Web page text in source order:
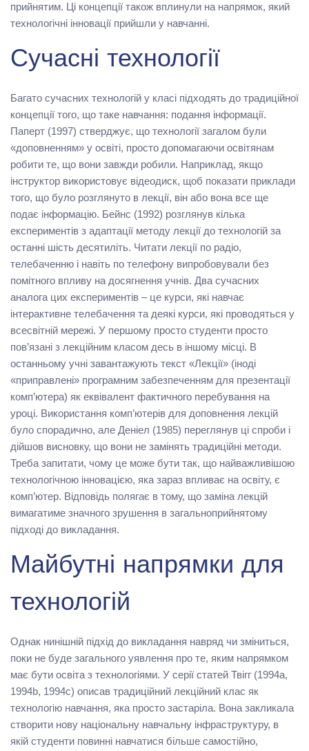
прийнятим. Ці концепції також вплинули на напрямок, який
технологічні інновації прийшли у навчанні.
Сучасні технології
Багато сучасних технологій у класі підходять до традиційної
концепції того, що таке навчання: подання інформації.
Паперт (1997) стверджує, що технології загалом були
«доповненням» у освіті, просто допомагаючи освітянам
робити те, що вони завжди робили. Наприклад, якщо
інструктор використовує відеодиск, щоб показати приклади
того, що було розглянуто в лекції, він або вона все ще
подає інформацію. Бейнс (1992) розглянув кілька
експериментів з адаптації методу лекції до технологій за
останні шість десятиліть. Читати лекції по радіо,
телебаченню і навіть по телефону випробовували без
помітного впливу на досягнення учнів. Два сучасних
аналога цих експериментів – це курси, які навчає
інтерактивне телебачення та деякі курси, які проводяться у
всесвітній мережі. У першому просто студенти просто
пов’язані з лекційним класом десь в іншому місці. В
останньому учні завантажують текст «Лекції» (іноді
«приправлені» програмним забезпеченням для презентації
комп’ютера) як еквівалент фактичного перебування на
уроці. Використання комп’ютерів для доповнення лекцій
було спорадично, але Деніел (1985) переглянув ці спроби і
дійшов висновку, що вони не замінять традиційні методи.
Треба запитати, чому це може бути так, що найважливішою
технологічною інновацією, яка зараз впливає на освіту, є
комп’ютер. Відповідь полягає в тому, що заміна лекцій
вимагатиме значного зрушення в загальноприйнятому
підході до викладання.
Майбутні напрямки для
технологій
Однак нинішній підхід до викладання навряд чи зміниться,
поки не буде загального уявлення про те, яким напрямком
має бути освіта з технологіями. У серії статей Твігг (1994a,
1994b, 1994c) описав традиційний лекційний клас як
технологію навчання, яка просто застаріла. Вона закликала
створити нову національну навчальну інфраструктуру, в
якій студенти повинні навчатися більше самостійно,